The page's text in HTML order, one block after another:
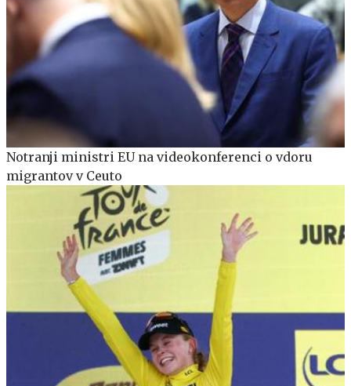
Notranji ministri EU na videokonferenci o vdoru
migrantov v Ceuto